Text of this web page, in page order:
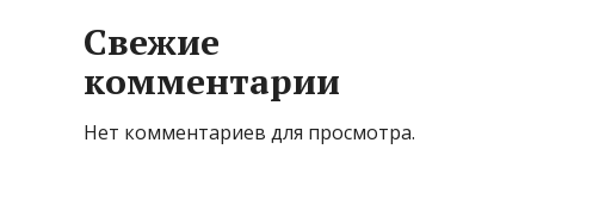
Свежие
комментарии
Нет комментариев для просмотра.